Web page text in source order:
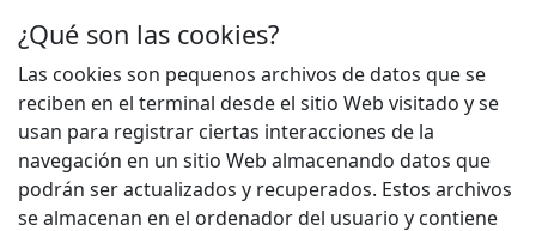
¿Qué son las cookies?
Las cookies son pequenos archivos de datos que se
reciben en el terminal desde el sitio Web visitado y se
usan para registrar ciertas interacciones de la
navegación en un sitio Web almacenando datos que
podrán ser actualizados y recuperados. Estos archivos
se almacenan en el ordenador del usuario y contiene